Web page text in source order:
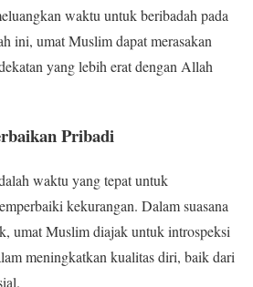
waktu untuk beribadah pada
ini, umat Muslim dapat merasakan
yang lebih erat dengan Allah
Pribadi
waktu yang tepat untuk
kekurangan. Dalam suasana
umat Muslim diajak untuk introspeksi
meningkatkan kualitas diri, baik dari